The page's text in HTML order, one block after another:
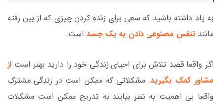
به یاد داشته باشید که سعی برای زنده کردن چیزی که از بین رفته
مانند تنفس مصنوعی دادن به یک جسد است.
اگر واقعا قصد تلاش برای احیای زندگی خود را دارید بهتر است از
مشاور کمک بگیرید. مشکلاتی که ممکن است در زندگی مشترک
واقعا بی اهمیت به نظر بیایند به تدریج ممکن است مشکلات